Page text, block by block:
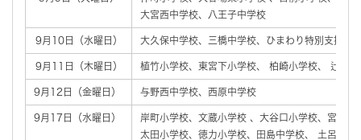
大宮西中学校、八王子中学校
9月10日（水曜日） 大久保中学校、三橋中学校、ひまわり特別支援学
9月11日（木曜日） 植竹小学校、東宮下小学校、 柏崎小学校、 辻南
9月12日（金曜日） 与野西中学校、西原中学校
9月17日（水曜日）
岸町小学校、文蔵小学校 、大谷口小学校、宮前小
太田小学校、徳力小学校、田島中学校、 土呂中学